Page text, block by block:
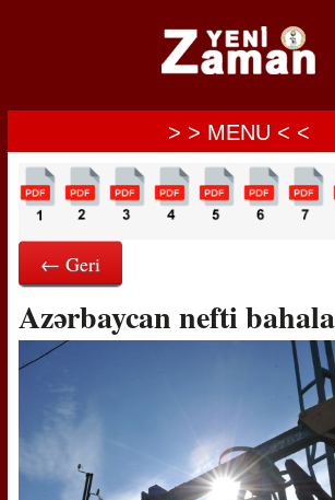
> > MENU < <
← Geri
Azərbaycan nefti